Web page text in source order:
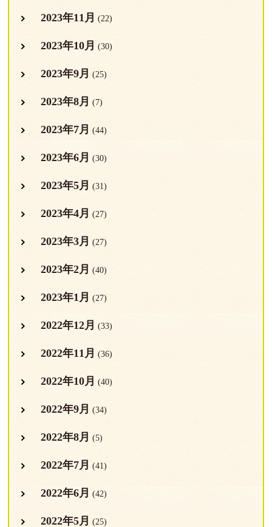
2023年11月 (22)
2023年10月 (30)
2023年9月 (25)
2023年8月 (7)
2023年7月 (44)
2023年6月 (30)
2023年5月 (31)
2023年4月 (27)
2023年3月 (27)
2023年2月 (40)
2023年1月 (27)
2022年12月 (33)
2022年11月 (36)
2022年10月 (40)
2022年9月 (34)
2022年8月 (5)
2022年7月 (41)
2022年6月 (42)
2022年5月 (25)